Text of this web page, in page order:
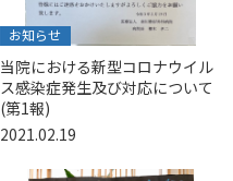
お知らせ
当院における新型コロナウイル
ス感染症発生及び対応について
(第1報)
2021.02.19